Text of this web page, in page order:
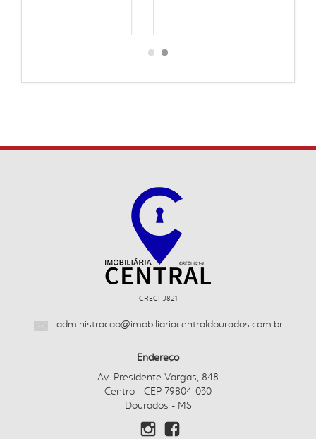
CRECI J821
administracao@imobiliariacentraldourados.com.br
Endereço
Av. Presidente Vargas, 848
Centro - CEP 79804-030
Dourados - MS